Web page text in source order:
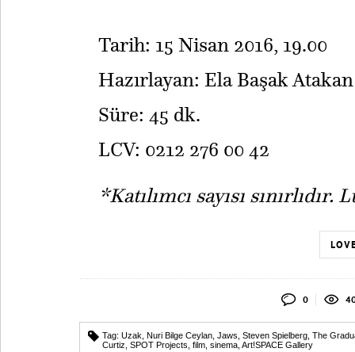
Tarih: 15 Nisan 2016, 19.00
Hazırlayan: Ela Başak Atakan
Süre: 45 dk.
LCV: 0212 276 00 42
*Katılımcı sayısı sınırlıdır.
0
Tag: Uzak Nuri Bilge Ceylan Jaws Steven Spielberg The
Curtiz SPOT Projects film sinema Art!SPACE Gallery